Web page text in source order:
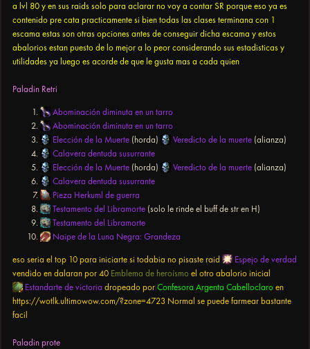
a lvl 80 y en sus raids solo para aclarar no voy a contar SR porque eso ya es
contenido pre cata practicamente si bien todas las clases terminana con 1
escama estas son otras opciones antes de conseguir dicha escama y estos
abalorios estan puesto de lo mejor a lo peor considerando sus estadisticas y
utilidades ya luego es acorde de que le gusta mas a cada quien
Paladin Retri
Abominación diminuta en un tarro
Abominación diminuta en un tarro
Elección de la Muerte (horda) Veredicto de la muerte (alianza)
Calavera dentuda susurrante
Elección de la Muerte (horda) Veredicto de la muerte (alianza)
Calavera dentuda susurrante
Pieza Herkuml de guerra
Testamento del Libramorte (solo le rinde el buff de str en H)
Testamento del Libramorte
Naipe de la Luna Negra: Grandeza
eso seria el top 10 para iniciarte si todabia no pisaste raid
Espejo de verdad
vendido en dalaran por 40 Emblema de heroísmo el otro abalorio inicial
Estandarte de victoria dropeado por Confesora Argenta Cabelloclaro en
https://wotlk.ultimowow.com/?zone=4723 Normal se puede farmear bastante
facil
Paladin prote